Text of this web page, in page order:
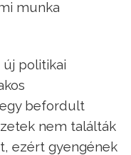
munka
politikai
befordult
nem találták
ezért gyengének